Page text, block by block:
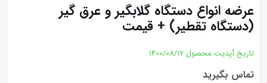
عرضه انواع دستگاه گلابگیر و عرق گیر
(دستگاه تقطیر) + قیمت
تاریخ آپدیت محصول 1400/08/17
تماس بگیرید